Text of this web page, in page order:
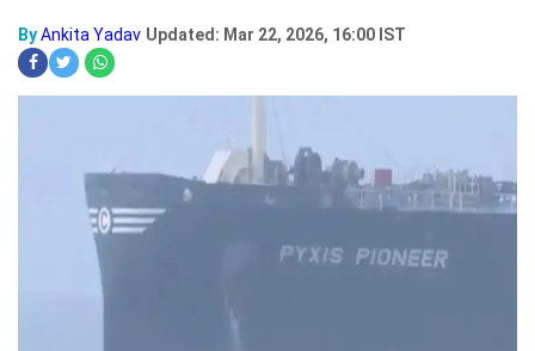
ByAnkita Yadav Updated: Mar 22, 2026, 16:00 IST